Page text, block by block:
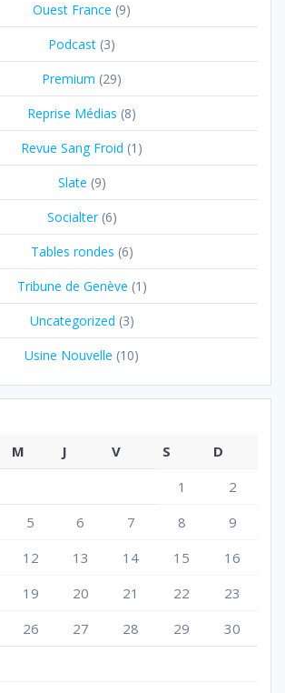
Ouest France (9)
Podcast (3)
Premium (29)
Reprise Médias (8)
Revue Sang Froid (1)
Slate (9)
Socialter(6)
Tables rondes (6)
Tribune de Genève (1)
Uncategorized (3)
Usine Nouvelle (10)
M J V S
D
1
2
5 6 7 8
9
12 13 14 15
16
19 20 21 22
23
26 27 28 29
30